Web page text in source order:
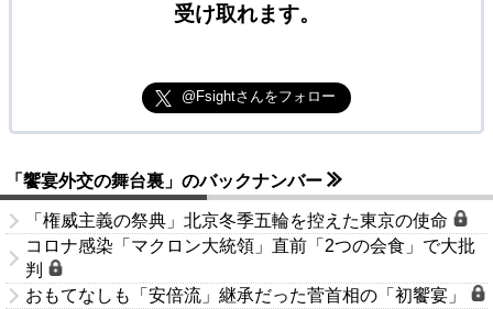
受け取れます。
@Fsightさんをフォロー
「饗宴外交の舞台裏」のバックナンバー
「権威主義の祭典」北京冬季五輪を控えた東京の使命
コロナ感染「マクロン大統領」直前「2つの会食」で大批
判
おもてなしも「安倍流」継承だった菅首相の「初饗宴」